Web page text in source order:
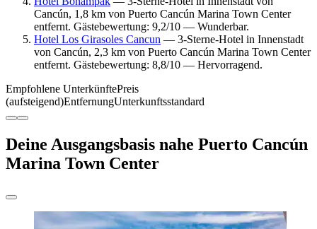
Cancún, 1,8 km von Puerto Cancún Marina Town Center
entfernt. Gästebewertung: 9,2/10 — Wunderbar.
Hotel Los Girasoles Cancun — 3-Sterne-Hotel in Innenstadt
von Cancún, 2,3 km von Puerto Cancún Marina Town Center
entfernt. Gästebewertung: 8,8/10 — Hervorragend.
Empfohlene UnterkünftePreis
(aufsteigend)EntfernungUnterkunftsstandard
Deine Ausgangsbasis nahe Puerto Cancún
Marina Town Center